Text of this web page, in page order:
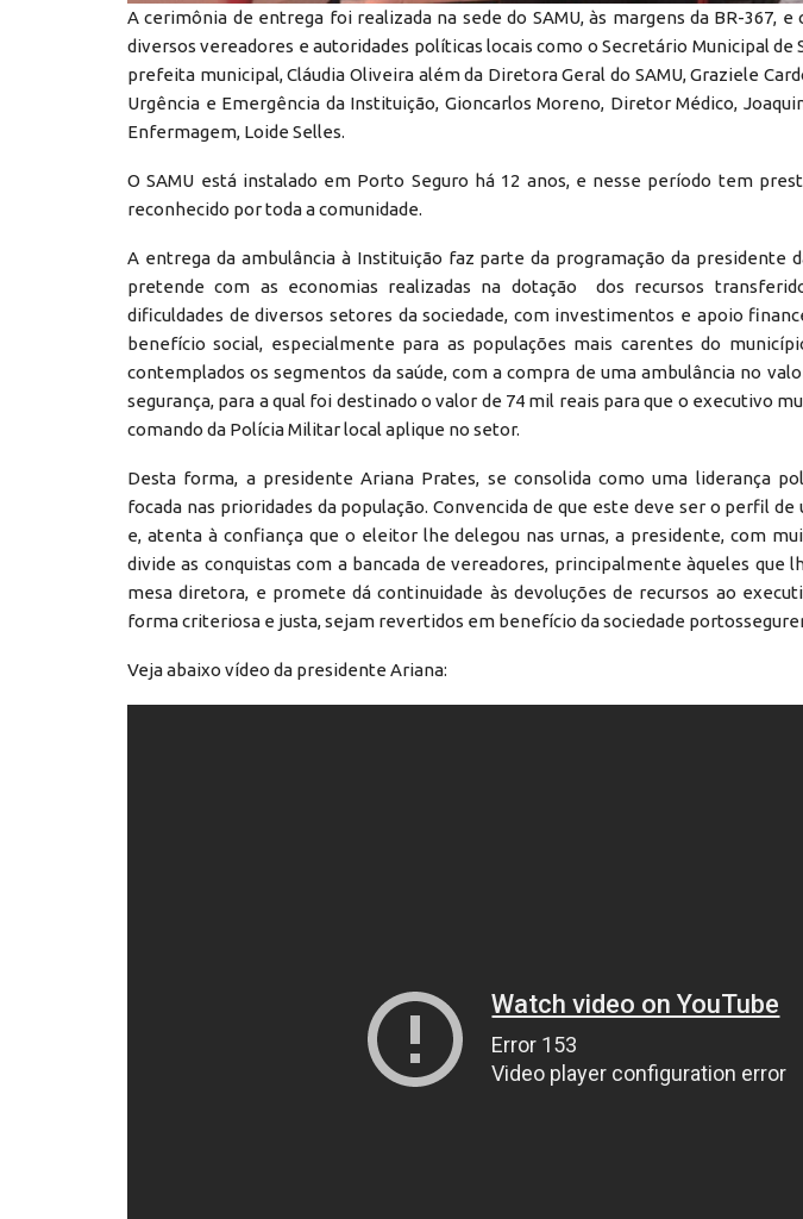
A cerimônia de entrega foi realizada na sede do SAMU, às margens da BR-367,
diversos vereadores e autoridades políticas locais como o Secretário Municipal de
prefeita municipal, Cláudia Oliveira além da Diretora Geral do SAMU, Graziele
Urgência e Emergência da Instituição, Gioncarlos Moreno, Diretor Médico,
Enfermagem, Loide Selles.
O SAMU está instalado em Porto Seguro há 12 anos, e nesse período tem
reconhecido por toda a comunidade.
A entrega da ambulância à Instituição faz parte da programação da presidente
pretende com as economias realizadas na dotação dos recursos
dificuldades de diversos setores da sociedade, com investimentos e apoio
benefício social, especialmente para as populações mais carentes do
contemplados os segmentos da saúde, com a compra de uma ambulância no
segurança, para a qual foi destinado o valor de 74 mil reais para que o executivo
comando da Polícia Militar local aplique no setor.
Desta forma, a presidente Ariana Prates, se consolida como uma liderança
focada nas prioridades da população. Convencida de que este deve ser o perfil
e, atenta à confiança que o eleitor lhe delegou nas urnas, a presidente, com
divide as conquistas com a bancada de vereadores, principalmente àqueles que
mesa diretora, e promete dá continuidade às devoluções de recursos ao
forma criteriosa e justa, sejam revertidos em benefício da sociedade
Veja abaixo vídeo da presidente Ariana: